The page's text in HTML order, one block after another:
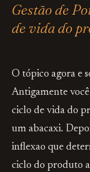
Gestão de
de vida do
O tópico agora e
Antigamente
ciclo de vida do
um abacaxi.
inflexao que
ciclo do produto